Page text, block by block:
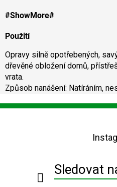
ý
p
i
u
#ShowMore#
Použití
Opravy silně opotřebených,
dřevěné obložení domů,
vrata.
Způsob nanášení: Natíráním,
Z
Sledovat